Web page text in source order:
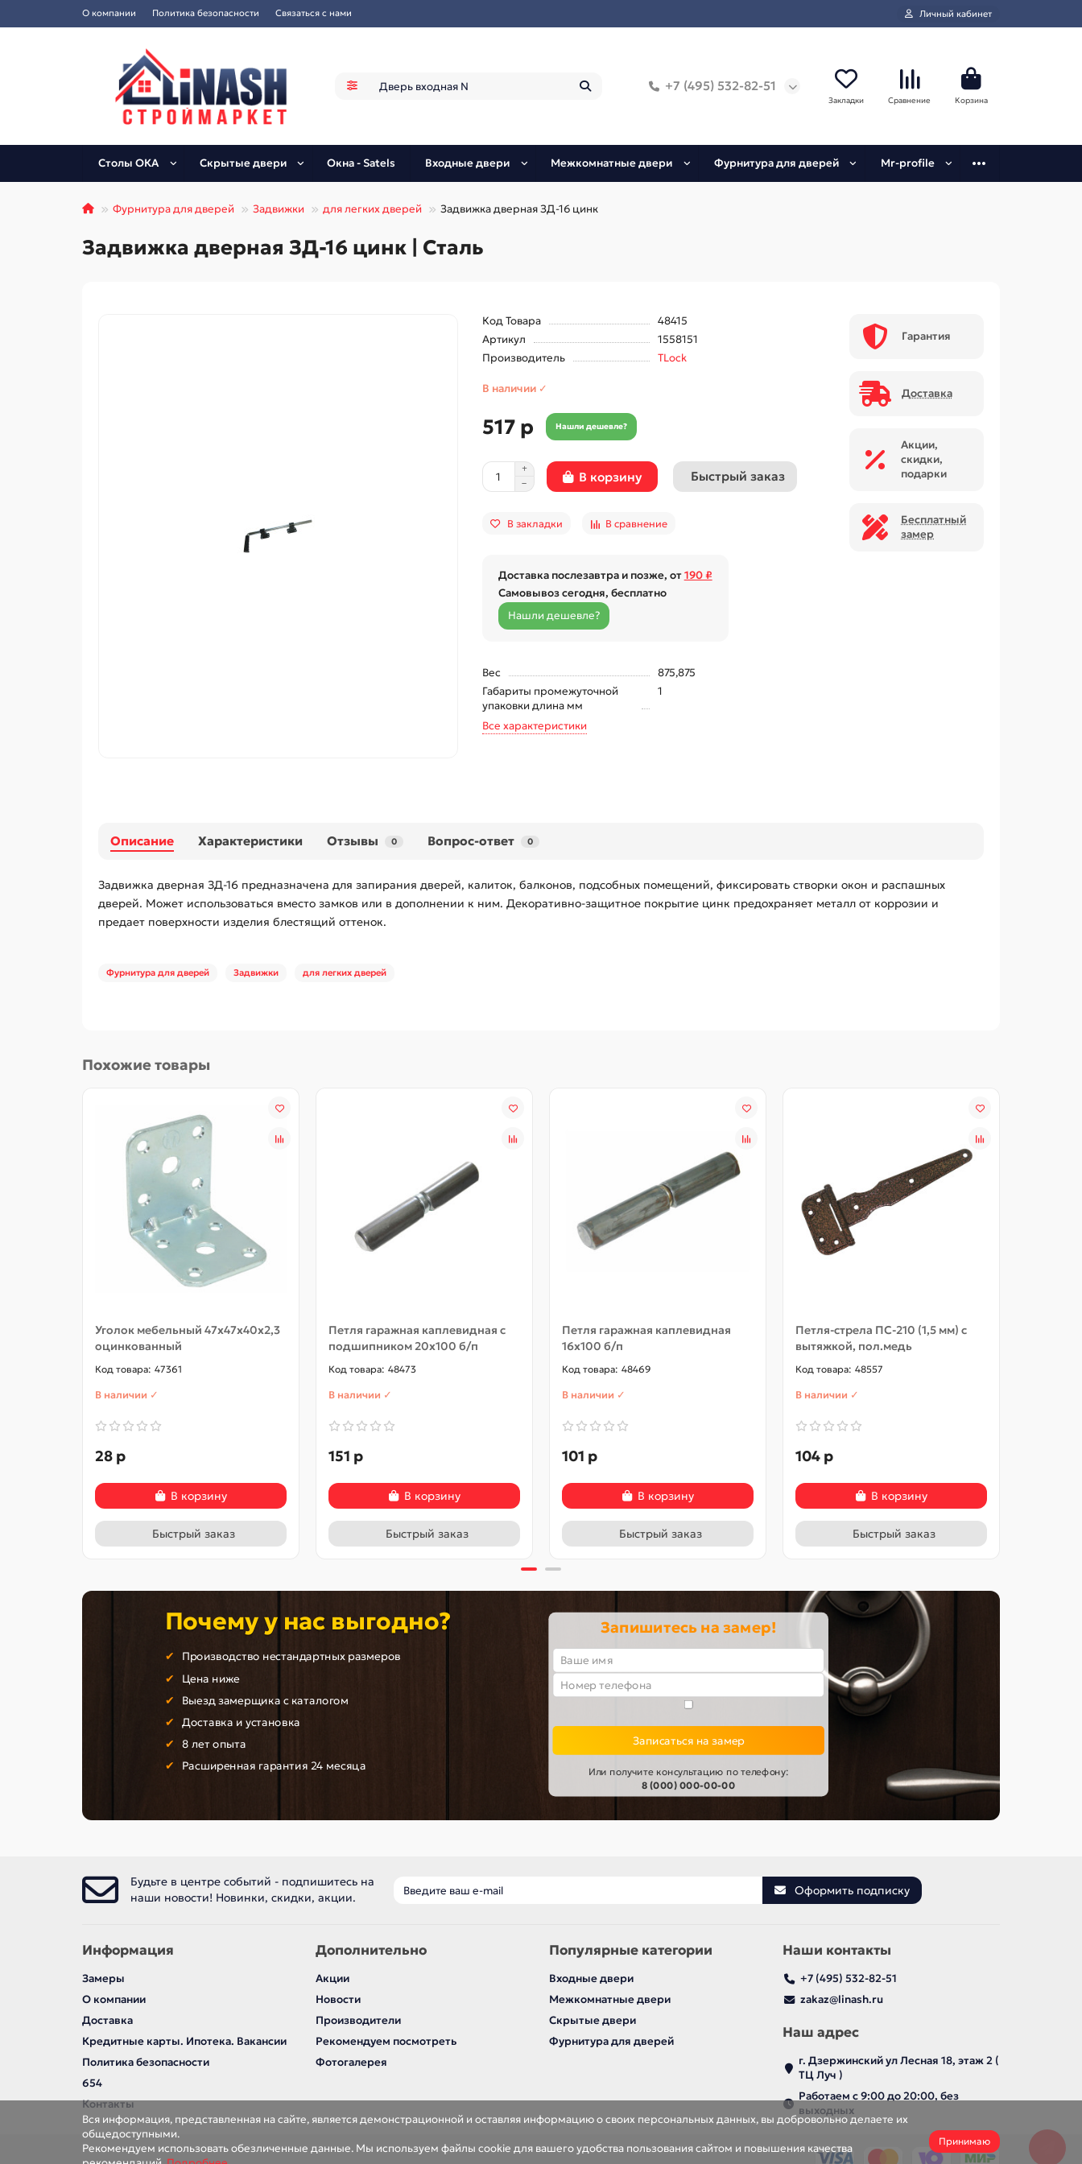
О компании Политика безопасности Связаться с нами Личный кабинет
+7 (495) 532-82-51
Закладки Сравнение Корзина
Столы ОКА Скрытые двери Окна - Satels Входные двери Межкомнатные двери Фурнитура для дверей Mr-profile
Фурнитура для дверей Задвижки для легких дверей Задвижка дверная ЗД-16 цинк
Задвижка дверная ЗД-16 цинк | Сталь
Код Товара
48415
Артикул
1558151
Производитель
TLock
В наличии ✓
517 р Нашли дешевле?
В корзину Быстрый заказ
В закладки В сравнение
Доставка послезавтра и позже, от190 ₽
Самовывоз сегодня, бесплатно
Нашли дешевле?
Вес
875,875
Габариты промежуточной
упаковки длина мм
1
Все характеристики
Гарантия
Доставка
Акции,
скидки,
подарки
Бесплатный
замер
Описание Характеристики Отзывы 0 Вопрос-ответ 0
Задвижка дверная ЗД-16 предназначена для запирания дверей, калиток, балконов, подсобных помещений, фиксировать створки окон и распашных
дверей. Может использоваться вместо замков или в дополнении к ним. Декоративно-защитное покрытие цинк предохраняет металл от коррозии и
предает поверхности изделия блестящий оттенок.
Фурнитура для дверей Задвижки для легких дверей
Похожие товары
Уголок мебельный 47х47х40х2,3
оцинкованный
47361
В наличии ✓
28 р
В корзину
Быстрый заказ
Петля гаражная каплевидная с
подшипником 20x100 б/п
48473
В наличии ✓
151 р
В корзину
Быстрый заказ
Петля гаражная каплевидная
16x100 б/п
48469
В наличии ✓
101 р
В корзину
Быстрый заказ
Петля-стрела ПС-210 (1,5 мм) с
вытяжкой, пол.медь
48557
В наличии ✓
104 р
В корзину
Быстрый заказ
Почему у нас выгодно?
Производство нестандартных размеров
Цена ниже
Выезд замерщика с каталогом
Доставка и установка
8 лет опыта
Расширенная гарантия 24 месяца
Запишитесь на замер!
Записаться на замер
Или получите консультацию по телефону:
8 (000) 000-00-00
Вся информация, представленная на сайте, является демонстрационной и оставляя информацию о своих персональных данных, вы добровольно делаете их
общедоступными.
Рекомендуем использовать обезличенные данные. Мы используем файлы cookie для вашего удобства пользования сайтом и повышения качества
Принимаю
Будьте в центре событий - подпишитесь на
наши новости! Новинки, скидки, акции.
Оформить подписку
Информация
Замеры
О компании
Доставка
Кредитные карты. Ипотека. Вакансии
Политика безопасности
654
Контакты
Дополнительно
Акции
Новости
Производители
Рекомендуем посмотреть
Фотогалерея
Популярные категории
Входные двери
Межкомнатные двери
Скрытые двери
Фурнитура для дверей
Наши контакты
+7 (495) 532-82-51
zakaz@linash.ru
Наш адрес
г. Дзержинский ул Лесная 18, этаж 2 (
ТЦ Луч )
Работаем с 9:00 до 20:00, без
выходных